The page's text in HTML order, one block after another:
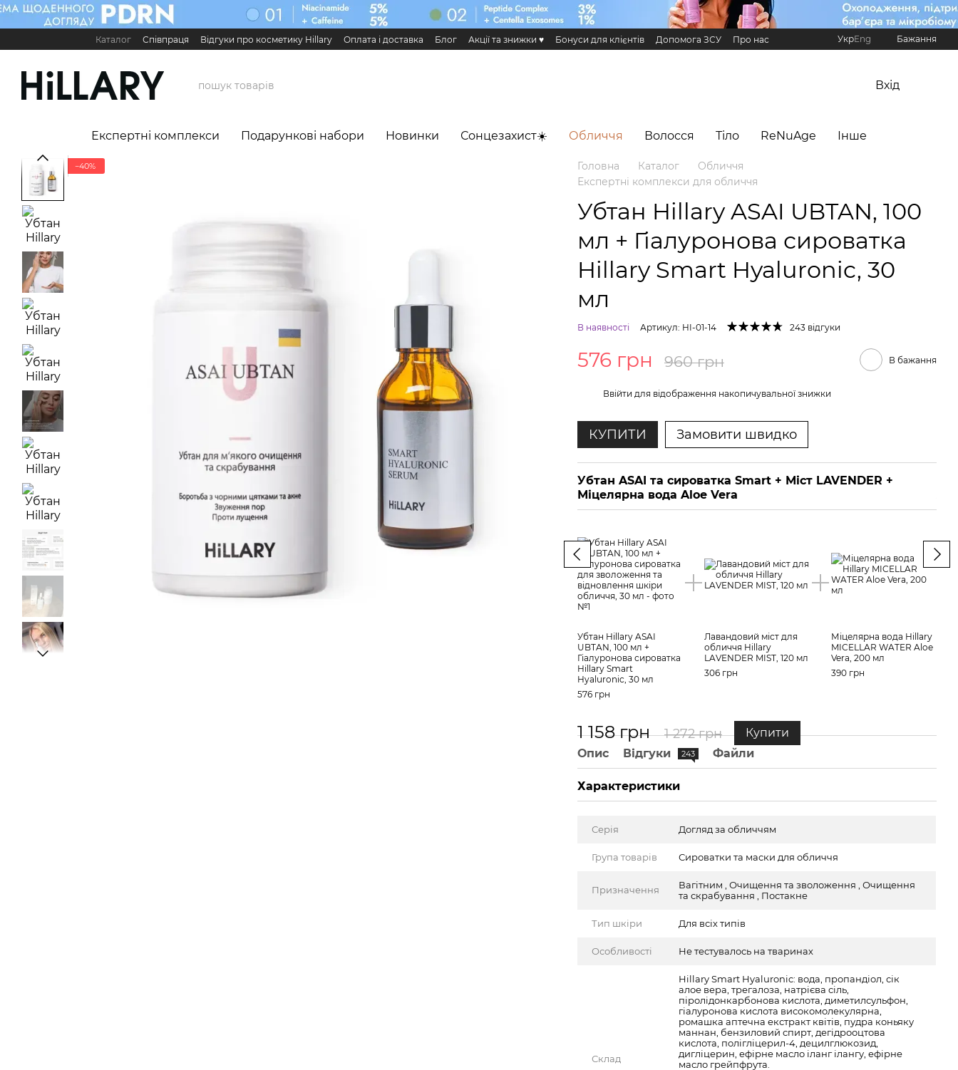
Перейти до основного контенту
Каталог Співпраця Відгуки про косметику Hillary Оплата і доставка Блог Акції та знижки ♥️ Бонуси для клієнтів Допомога ЗСУ
Про нас
Карʼєра в Hillary
Контактна інформація Обмін та повернення Публічна оферта Еко сертифікати і сертифікація
Реферальна програма Hillary
УкрEng Бажання
Вхід
Експертні комплекси Подарункові набори Новинки Сонцезахист☀️ Обличчя Волосся Тіло ReNuAge Інше
−40% Головна Каталог
Обличчя
Експертні комплекси для обличчя
Убтан Hillary ASAI UBTAN, 100
мл + Гіалуронова сироватка
Hillary Smart Hyaluronic, 30
мл
В наявності Артикул: HI-01-14 243 відгуки
576 грн 960 грн В бажання
Ввійти для відображення накопичувальної знижки
КУПИТИ Замовити швидко
Убтан ASAI та сироватка Smart + Міст LAVENDER +
Міцелярна вода Aloe Vera
Убтан Hillary ASAI
UBTAN, 100 мл +
Гіалуронова сироватка
Hillary Smart
Hyaluronic, 30 мл
576 грн
Лавандовий міст для
обличчя Hillary
LAVENDER MIST, 120 мл
306 грн
Міцелярна вода Hillary
MICELLAR WATER Aloe
Vera, 200 мл
390 грн
1 158 грн 1 272 грн Купити
Опис Відгуки 243 Файли
Характеристики
Серія Догляд за обличчям
Група товарів Сироватки та маски для обличчя
Призначення
Вагітним , Очищення та зволоження , Очищення
та скрабування , Постакне
Тип шкіри Для всіх типів
Особливості Не тестувалось на тваринах
Склад
Hillary Smart Hyaluronic: вода, пропандіол, сік
алое вера, трегалоза, натрієва сіль,
піролідонкарбонова кислота, диметилсульфон,
гіалуронова кислота високомолекулярна,
ромашка аптечна екстракт квітів, пудра коньяку
маннан, бензиловий спирт, дегідрооцтова
кислота, полігліцерил-4, децилглюкозид,
дигліцерин, ефірне масло іланг ілангу, ефірне
масло грейпфрута.